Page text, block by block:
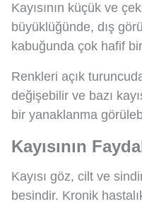
Kayısının küçük ve
büyüklüğünde, dış
kabuğunda çok hafif
Renkleri açık
değişebilir ve bazı
bir yanaklanma
Kayısının
Kayısı göz, cilt ve
besindir. Kronik